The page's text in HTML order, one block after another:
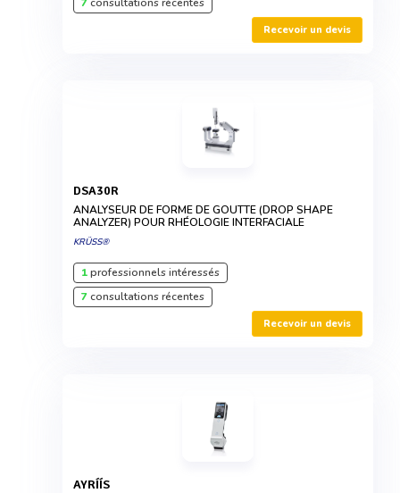
Recevoir un devis
DSA30R
ANALYSEUR DE FORME DE GOUTTE (DROP SHAPE
ANALYZER) POUR RHÉOLOGIE INTERFACIALE
KRÜSS®
1professionnels intéressés
7consultations récentes
Recevoir un devis
AYRÍÍS